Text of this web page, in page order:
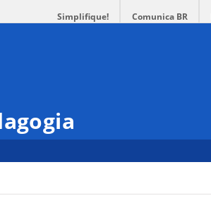
Simplifique! Comunica BR